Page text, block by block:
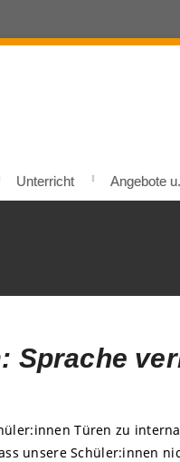
Unterricht Angebote
Sprache
Türen zu
unsere Schüler:innen